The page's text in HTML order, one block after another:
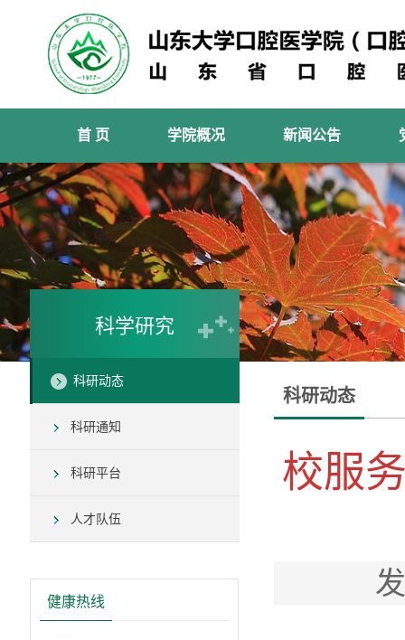
首 页 学院概况 新闻公告
科学研究
科研动态
科研通知
科研平台
人才队伍
健康热线
科研动态
校服